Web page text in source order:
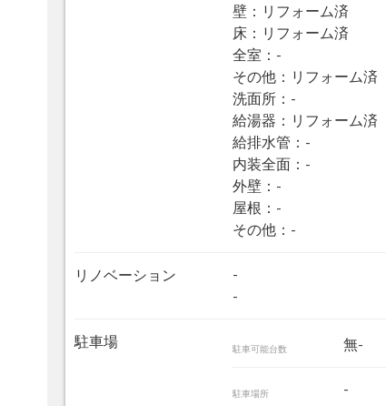
壁：リフォーム済
床：リフォーム済
全室：-
その他：リフォーム済
洗面所：-
給湯器：リフォーム済
給排水管：-
内装全面：-
外壁：-
屋根：-
その他：-
リノベーション
-
-
駐車場 駐車可能台数 無-
駐車場所 -